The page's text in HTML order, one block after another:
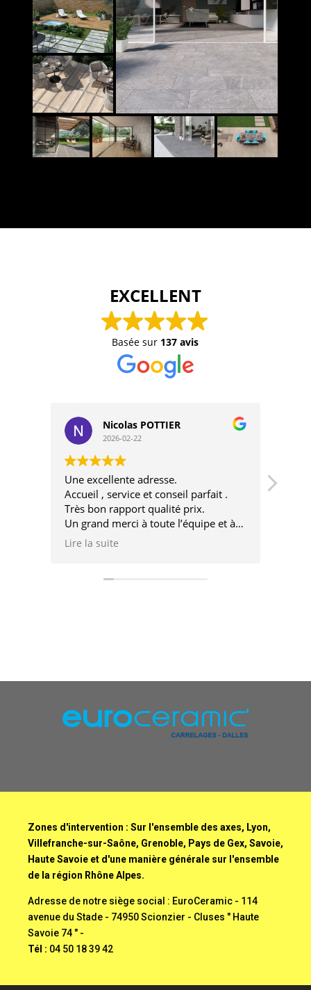
EXCELLENT
Basée sur 137 avis
Nicolas POTTIER
2026-02-22
Une excellente adresse.
Accueil , service et conseil parfait .
Très bon rapport qualité prix.
Un grand merci à toute l’équipe et à
très bientôt pour un nouveau projet.
Lire la suite
Zones d'intervention : Sur l'ensemble des axes, Lyon,
Villefranche-sur-Saône, Grenoble, Pays de Gex, Savoie,
Haute Savoie et d'une manière générale sur l'ensemble
de la région Rhône Alpes.
Adresse de notre siège social : EuroCeramic - 114
avenue du Stade - 74950 Scionzier - Cluses " Haute
Savoie 74 " -
Tél : 04 50 18 39 42